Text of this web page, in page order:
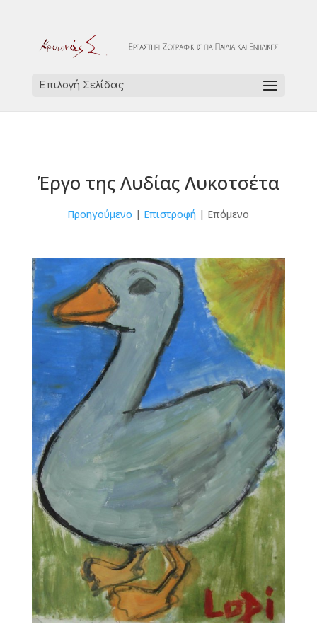
Επιλογή Σελίδας
Έργο της Λυδίας Λυκοτσέτα
Προηγούμενο | Επιστροφή | Επόμενο